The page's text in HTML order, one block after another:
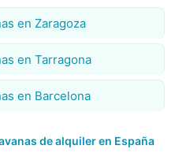
en Zaragoza
en Tarragona
en Barcelona
de alquiler en España